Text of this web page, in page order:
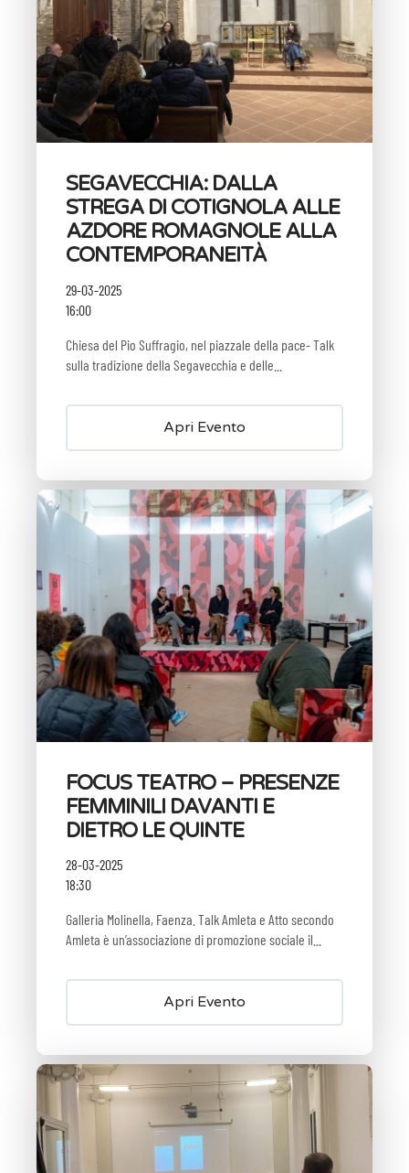
SEGAVECCHIA: DALLA
STREGA DI COTIGNOLA ALLE
AZDORE ROMAGNOLE ALLA
CONTEMPORANEITÀ
29-03-2025
16:00
Chiesa del Pio Suffragio, nel piazzale della pace- Talk
sulla tradizione della Segavecchia e delle...
Apri Evento
FOCUS TEATRO – PRESENZE
FEMMINILI DAVANTI E
DIETRO LE QUINTE
28-03-2025
18:30
Galleria Molinella, Faenza. Talk Amleta e Atto secondo
Amleta è un’associazione di promozione sociale il...
Apri Evento